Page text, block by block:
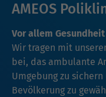
AMEOS
Vor allem Gesundheit
Wir tragen mit
bei, das ambulante
Umgebung zu
Bevölkerung zu